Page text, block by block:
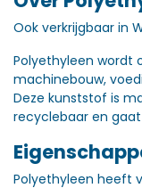
Ook verkrijgbaar in
Polyethyleen wordt
machinebouw,
Deze kunststof is
recyclebaar en
Polyethyleen heeft